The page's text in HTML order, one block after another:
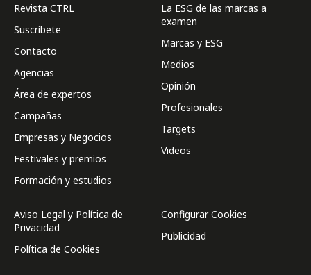
Revista CTRL
Suscríbete
Contacto
Agencias
Área de expertos
Campañas
Empresas y Negocios
Festivales y premios
Formación y estudios
La ESG de las marcas a
examen
Marcas y ESG
Medios
Opinión
Profesionales
Targets
Videos
Aviso Legal y Política de
Privacidad
Política de Cookies
Configurar Cookies
Publicidad